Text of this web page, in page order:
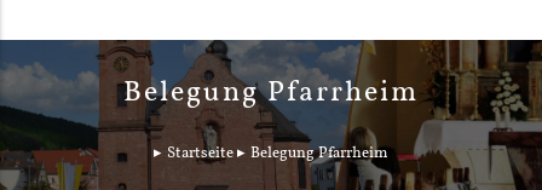
Belegung Pfarrheim
Startseite Belegung Pfarrheim